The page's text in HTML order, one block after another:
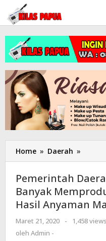
Lewati
konten
Home » Daerah »
Lebih
Papua
Pemerintah
Banyak
Hasil Anyaman
Maret 21, 2020
oleh
-
1,458 views
oleh Admin -